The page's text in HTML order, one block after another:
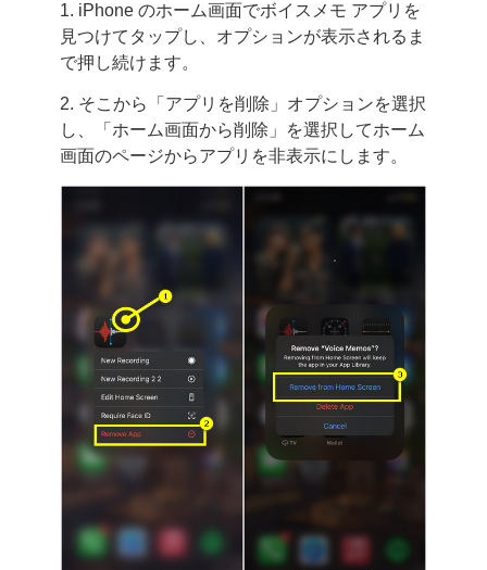
1. iPhone のホーム画面でボイスメモ アプリを
見つけてタップし、オプションが表示されるま
で押し続けます。
2. そこから「アプリを削除」オプションを選択
し、「ホーム画面から削除」を選択してホーム
画面のページからアプリを非表示にします。